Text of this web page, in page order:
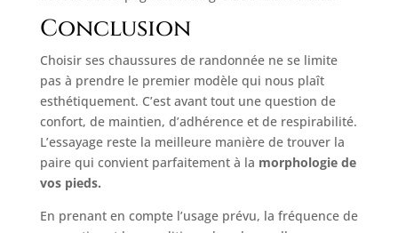
Conclusion
Choisir ses chaussures de randonnée ne se limite
pas à prendre le premier modèle qui nous plaît
esthétiquement. C’est avant tout une question de
confort, de maintien, d’adhérence et de respirabilité.
L’essayage reste la meilleure manière de trouver la
paire qui convient parfaitement à la morphologie de
vos pieds.
En prenant en compte l’usage prévu, la fréquence de